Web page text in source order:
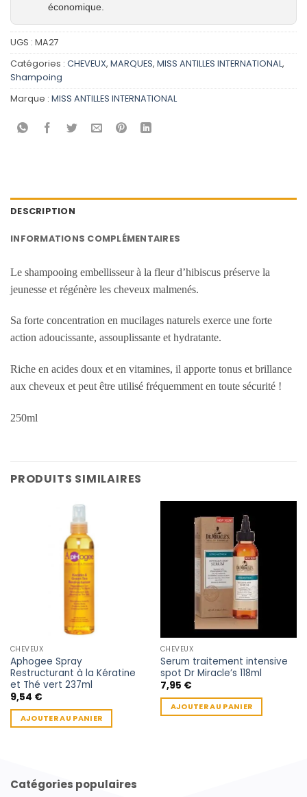
économique.
UGS : MA27
Catégories : CHEVEUX, MARQUES, MISS ANTILLES INTERNATIONAL,
Shampoing
Marque : MISS ANTILLES INTERNATIONAL
DESCRIPTION
INFORMATIONS COMPLÉMENTAIRES
Le shampooing embellisseur à la fleur d’hibiscus préserve la
jeunesse et régénère les cheveux malmenés.
Sa forte concentration en mucilages naturels exerce une forte
action adoucissante, assouplissante et hydratante.
Riche en acides doux et en vitamines, il apporte tonus et brillance
aux cheveux et peut être utilisé fréquemment en toute sécurité !
250ml
PRODUITS SIMILAIRES
CHEVEUX
Aphogee Spray
Restructurant à la Kératine
et Thé vert 237ml
9,54 €
AJOUTER AU PANIER
CHEVEUX
Serum traitement intensive
spot Dr Miracle’s 118ml
7,95 €
AJOUTER AU PANIER
Catégories populaires